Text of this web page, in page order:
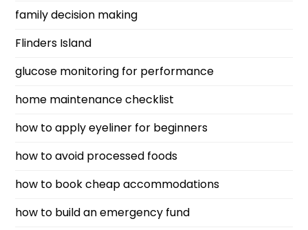
family decision making
Flinders Island
glucose monitoring for performance
home maintenance checklist
how to apply eyeliner for beginners
how to avoid processed foods
how to book cheap accommodations
how to build an emergency fund